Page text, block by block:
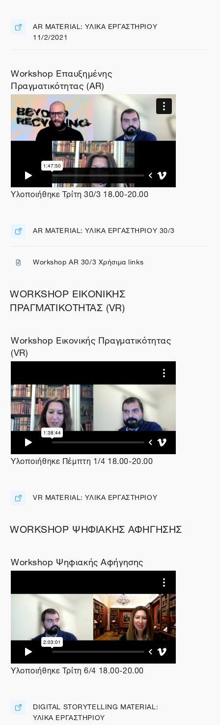
AR MATERIAL: ΥΛΙΚΑ ΕΡΓΑΣΤΗΡΙΟΥ
11/2/2021
Διεύθυνση URL
Workshop Επαυξημένης
Πραγματικότητας (AR)
Υλοποιήθηκε Τρίτη 30/3 18.00-20.00
AR MATERIAL: ΥΛΙΚΑ ΕΡΓΑΣΤΗΡΙΟΥ 30/3
Διεύθυνση URL
Workshop AR 30/3 Χρήσιμα links
Αρχείο
WORKSHOP ΕΙΚΟΝΙΚΗΣ
ΠΡΑΓΜΑΤΙΚΟΤΗΤΑΣ (VR)
Workshop Εικονικής Πραγματικότητας
(VR)
Υλοποιήθηκε Πέμπτη 1/4 18.00-20.00
VR MATERIAL: ΥΛΙΚΑ ΕΡΓΑΣΤΗΡΙΟΥ
Διεύθυνση URL
WORKSHOP ΨΗΦΙΑΚΗΣ ΑΦΗΓΗΣΗΣ
Workshop Ψηφιακής Αφήγησης
Υλοποιήθηκε Τρίτη 6/4 18.00-20.00
DIGITAL STORYTELLING MATERIAL:
ΥΛΙΚΑ ΕΡΓΑΣΤΗΡΙΟΥ
Διεύθυνση URL